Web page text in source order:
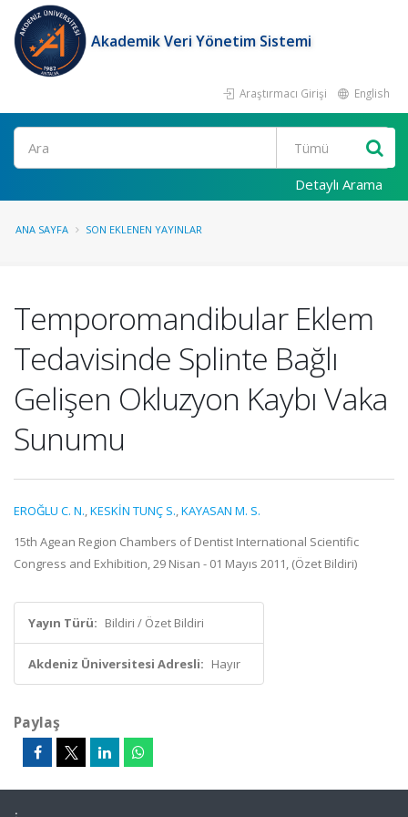
Akademik Veri Yönetim Sistemi
Araştırmacı Girişi English
Ara
Detaylı Arama
ANA SAYFA SON EKLENEN YAYINLAR
Temporomandibular Eklem
Tedavisinde Splinte Bağlı
Gelişen Okluzyon Kaybı Vaka
Sunumu
EROĞLU C. N.,KESKİN TUNÇ S.,KAYASAN M. S.
15th Agean Region Chambers of Dentist International Scientific
Congress and Exhibition, 29 Nisan - 01 Mayıs 2011, (Özet Bildiri)
Yayın Türü: Bildiri / Özet Bildiri
Akdeniz Üniversitesi Adresli: Hayır
Paylaş